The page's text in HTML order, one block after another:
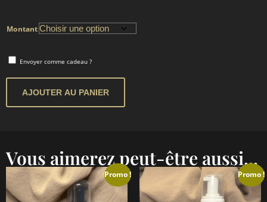
Montant
Envoyer comme cadeau ?
AJOUTER AU PANIER
Vous aimerez peut-être aussi...
Promo ! Promo !